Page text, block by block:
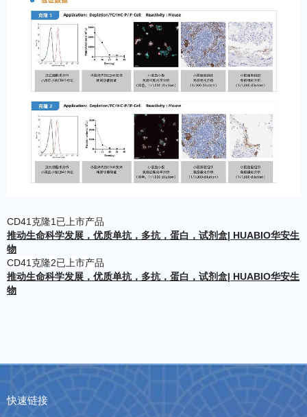
CD41克隆1已上市产品
推动生命科学发展，优质单抗，多抗，蛋白，试剂盒| HUABIO华安生
物
CD41克隆2已上市产品
推动生命科学发展，优质单抗，多抗，蛋白，试剂盒| HUABIO华安生
物
快速链接